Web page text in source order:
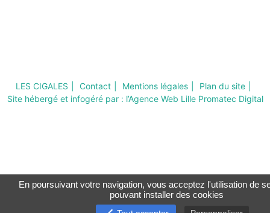
LES CIGALES Contact Mentions légales
Plan du site
Site hébergé et infogéré par : l’Agence Web Lille Promatec Digital
En poursuivant votre navigation, vous acceptez l'utilisation de
pouvant installer des cookies